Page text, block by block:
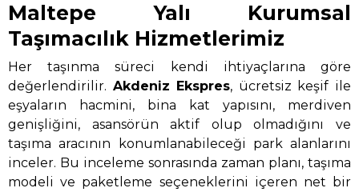
Maltepe Yalı Kurumsal
Taşımacılık Hizmetlerimiz
Her taşınma süreci kendi ihtiyaçlarına göre
değerlendirilir. Akdeniz Ekspres, ücretsiz keşif ile
eşyaların hacmini, bina kat yapısını, merdiven
genişliğini, asansörün aktif olup olmadığını ve
taşıma aracının konumlanabileceği park alanlarını
inceler. Bu inceleme sonrasında zaman planı, taşıma
modeli ve paketleme seçeneklerini içeren net bir